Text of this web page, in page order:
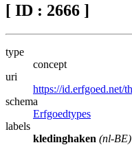
[ ID : 2666 ]
type
concept
uri
https://id.erfgoed.net/
schema
Erfgoedtypes
labels
kledinghaken (nl-BE)